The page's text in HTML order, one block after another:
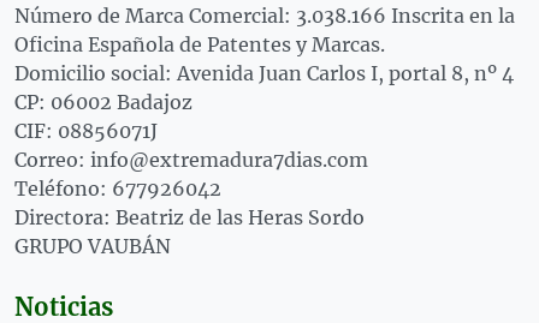
Número de Marca Comercial: 3.038.166 Inscrita en la
Oficina Española de Patentes y Marcas.
Domicilio social: Avenida Juan Carlos I, portal 8, nº 4
CP: 06002 Badajoz
CIF: 08856071J
Correo: info@extremadura7dias.com
Teléfono: 677926042
Directora: Beatriz de las Heras Sordo
GRUPO VAUBÁN
Noticias